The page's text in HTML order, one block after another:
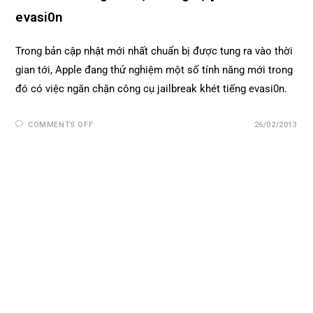
evasi0n
Trong bản cập nhật mới nhất chuẩn bị được tung ra vào thời
gian tới, Apple đang thử nghiệm một số tính năng mới trong
đó có việc ngăn chặn công cụ jailbreak khét tiếng evasi0n.
COMMENTS OFF 26/02/2013